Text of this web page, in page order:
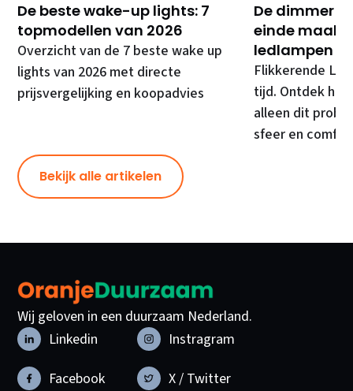
De beste wake-up lights: 7
topmodellen van 2026
Overzicht van de 7 beste wake up
lights van 2026 met directe
prijsvergelijking en koopadvies
De dimmer
einde maakt
ledlampen
Flikkerende
tijd. Ontdek
alleen dit
sfeer en
Bekijk alle artikelen
Wij geloven in een duurzaam Nederland.
Linkedin
Instragram
Facebook
X / Twitter